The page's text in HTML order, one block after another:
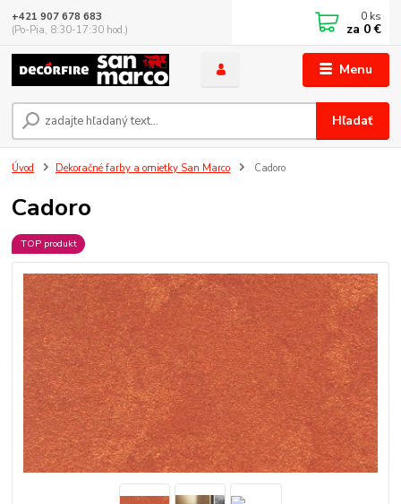
Menu
Hľadať
+421 907 678 683
(Po-Pia, 8:30-17:30 hod.)
0 ks
za 0 €
Úvod Dekoračné farby a omietky San Marco Cadoro
Cadoro
TOP produkt